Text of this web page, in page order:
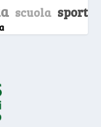
scuola sport